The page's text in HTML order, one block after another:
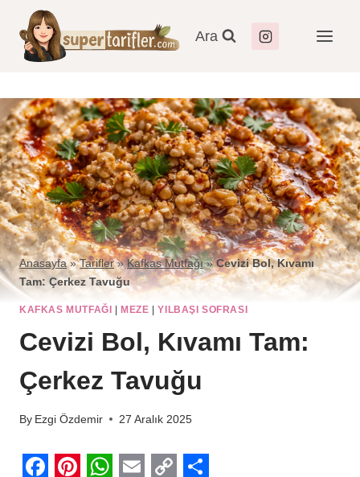
Ara
Anasayfa»Tarifler»Kafkas Mutfağı»Cevizi Bol, Kıvamı
Tam: Çerkez Tavuğu
KAFKAS MUTFAĞI MEZE |YILBAŞI SOFRASI
Cevizi Bol, Kıvamı Tam:
Çerkez Tavuğu
By Ezgi Özdemir 27 Aralık 2025